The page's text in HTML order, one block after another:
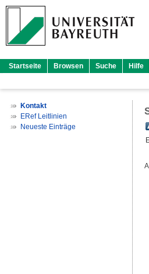
Startseite Browsen Suche Hilfe
Kontakt
ERef Leitlinien
Neueste Einträge